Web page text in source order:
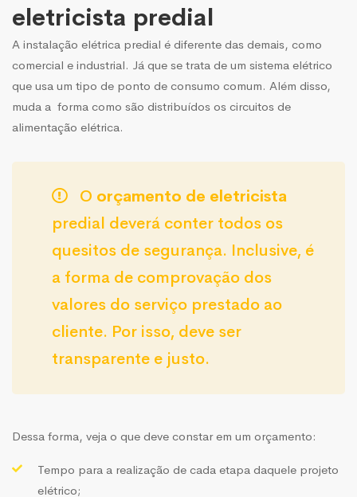
eletricista predial
A instalação elétrica predial é diferente das demais, como
comercial e industrial. Já que se trata de um sistema elétrico
que usa um tipo de ponto de consumo comum. Além disso,
muda a forma como são distribuídos os circuitos de
alimentação elétrica.
O orçamento de eletricista
predial deverá conter todos os
quesitos de segurança. Inclusive, é
a forma de comprovação dos
valores do serviço prestado ao
cliente. Por isso, deve ser
transparente e justo.
Dessa forma, veja o que deve constar em um orçamento:
Tempo para a realização de cada etapa daquele projeto
elétrico;